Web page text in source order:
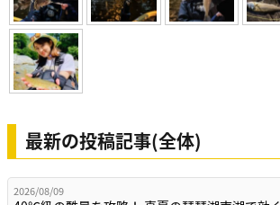
最新の投稿記事(全体)
2026/08/09